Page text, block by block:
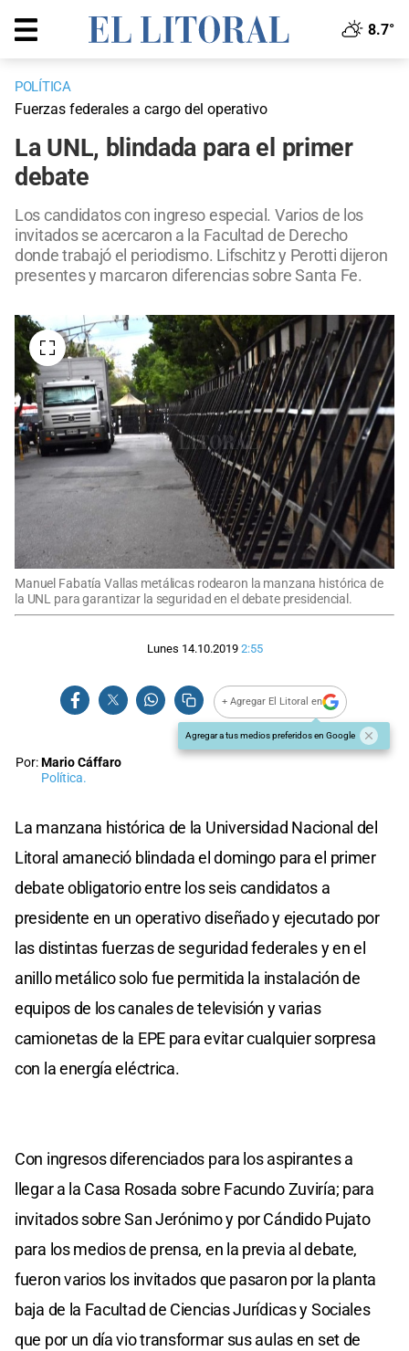
8.7°
POLÍTICA
Fuerzas federales a cargo del operativo
La UNL, blindada para el primer
debate
Los candidatos con ingreso especial. Varios de los
invitados se acercaron a la Facultad de Derecho
donde trabajó el periodismo. Lifschitz y Perotti dijeron
presentes y marcaron diferencias sobre Santa Fe.
Manuel Fabatía Vallas metálicas rodearon la manzana histórica de
la UNL para garantizar la seguridad en el debate presidencial.
Lunes 14.10.2019 2:55
+ Agregar El Litoral en
Agregar a tus medios preferidos en Google
Por:Mario Cáffaro
Política.
La manzana histórica de la Universidad Nacional del
Litoral amaneció blindada el domingo para el primer
debate obligatorio entre los seis candidatos a
presidente en un operativo diseñado y ejecutado por
las distintas fuerzas de seguridad federales y en el
anillo metálico solo fue permitida la instalación de
equipos de los canales de televisión y varias
camionetas de la EPE para evitar cualquier sorpresa
con la energía eléctrica.
Con ingresos diferenciados para los aspirantes a
llegar a la Casa Rosada sobre Facundo Zuviría; para
invitados sobre San Jerónimo y por Cándido Pujato
para los medios de prensa, en la previa al debate,
fueron varios los invitados que pasaron por la planta
baja de la Facultad de Ciencias Jurídicas y Sociales
que por un día vio transformar sus aulas en set de